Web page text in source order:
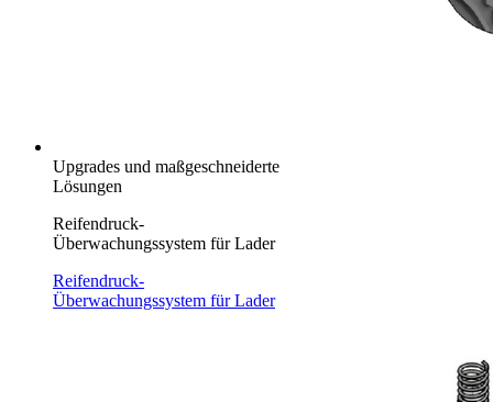
Upgrades und maßgeschneiderte
Lösungen
Reifendruck-
Überwachungssystem für Lader
Reifendruck-
Überwachungssystem für Lader